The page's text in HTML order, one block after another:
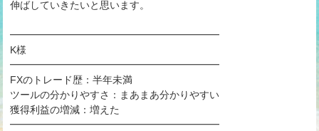
伸ばしていきたいと思います。
━━━━━━━━━━━━━━━━━━━━━
K様
━━━━━━━━━━━━━━━━━━━━━
FXのトレード歴：半年未満
ツールの分かりやすさ：まあまあ分かりやすい
獲得利益の増減：増えた
━━━━━━━━━━━━━━━━━━━━━